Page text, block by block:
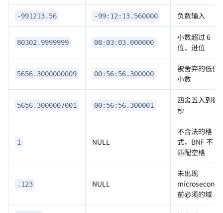
-991213.56 -99:12:13.560000 负数输入
80302.9999999 08:03:03.000000
小数超过 6
位，进位
5656.3000000009 00:56:56.300000
被舍弃的低位
小数
5656.3000007001 00:56:56.300001
四舍五入到微
秒
1 NULL
不合法的格
式，BNF 不
匹配空格
.123 NULL
未出现
microsecond
前必须的域